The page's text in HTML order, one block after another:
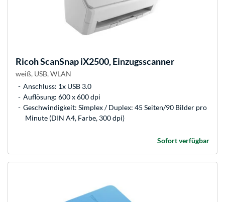
RicohScanSnap iX2500, Einzugsscanner
weiß, USB, WLAN
Anschluss: 1x USB 3.0
Auflösung: 600 x 600 dpi
Geschwindigkeit: Simplex / Duplex: 45 Seiten/90 Bilder pro
Minute (DIN A4, Farbe, 300 dpi)
Sofort verfügbar